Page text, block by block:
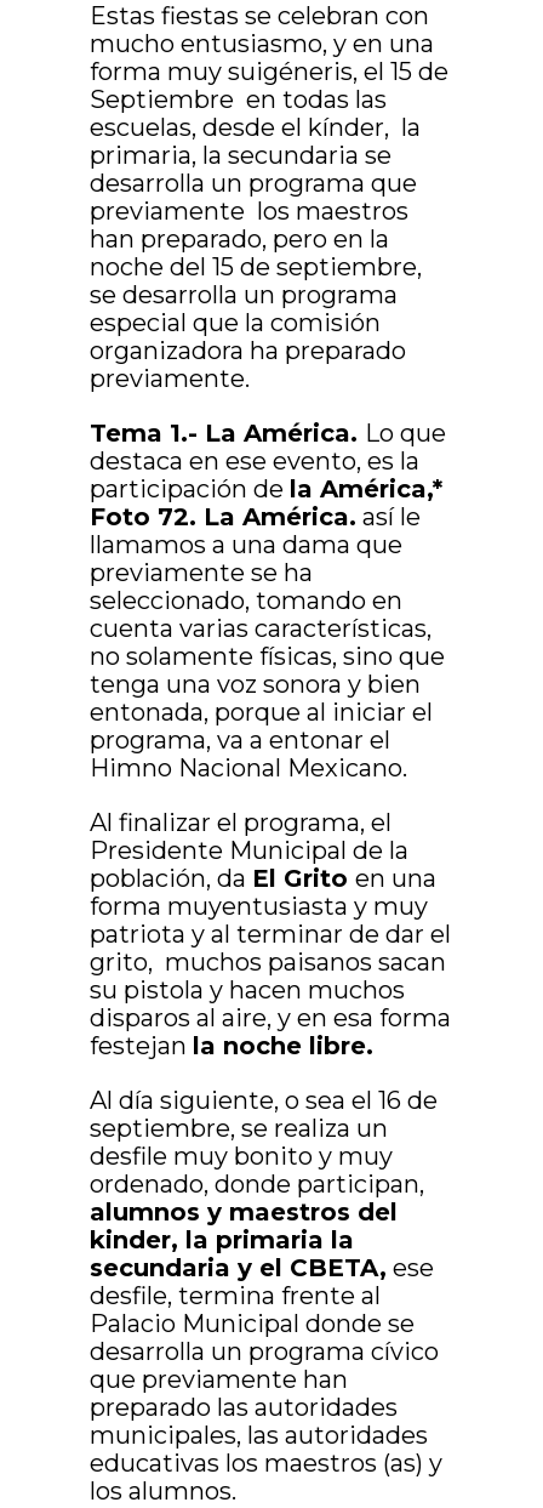
Estas fiestas se celebran con
mucho entusiasmo, y en una
forma muy suigéneris, el 15 de
Septiembre en todas las
escuelas, desde el kínder, la
primaria, la secundaria se
desarrolla un programa que
previamente los maestros
han preparado, pero en la
noche del 15 de septiembre,
se desarrolla un programa
especial que la comisión
organizadora ha preparado
previamente.
Tema 1.- La América. Lo que
destaca en ese evento, es la
participación de la América,*
Foto 72. La América. así le
llamamos a una dama que
previamente se ha
seleccionado, tomando en
cuenta varias características,
no solamente físicas, sino que
tenga una voz sonora y bien
entonada, porque al iniciar el
programa, va a entonar el
Himno Nacional Mexicano.
Al finalizar el programa, el
Presidente Municipal de la
población, da El Grito en una
forma muyentusiasta y muy
patriota y al terminar de dar el
grito, muchos paisanos sacan
su pistola y hacen muchos
disparos al aire, y en esa forma
festejan la noche libre.
Al día siguiente, o sea el 16 de
septiembre, se realiza un
desfile muy bonito y muy
ordenado, donde participan,
alumnos y maestros del
kinder, la primaria la
secundaria y el CBETA, ese
desfile, termina frente al
Palacio Municipal donde se
desarrolla un programa cívico
que previamente han
preparado las autoridades
municipales, las autoridades
educativas los maestros (as) y
los alumnos.